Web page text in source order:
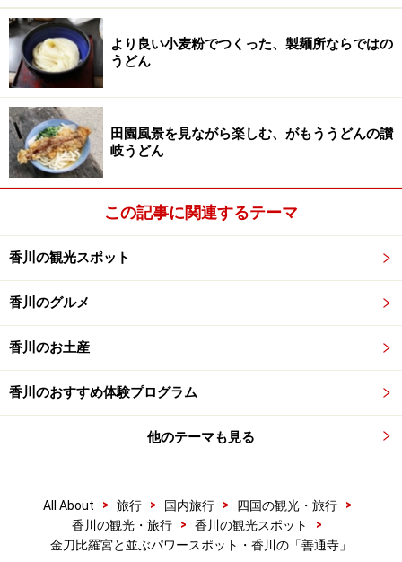
より良い小麦粉でつくった、製麺所ならではの
うどん
田園風景を見ながら楽しむ、がもううどんの讃
岐うどん
この記事に関連するテーマ
香川の観光スポット
香川のグルメ
香川のお土産
香川のおすすめ体験プログラム
他のテーマも見る
All About > 旅行 > 国内旅行 > 四国の観光・旅行
>
香川の観光・旅行
> 香川の観光スポット
>
金刀比羅宮と並ぶパワースポット・香川の「善通寺」